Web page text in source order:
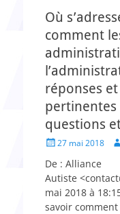
Où
comment
réponses
pertinentes
questions
Posted27 mai 2018
De : Alliance
Autiste
mai 2018 à
savoir